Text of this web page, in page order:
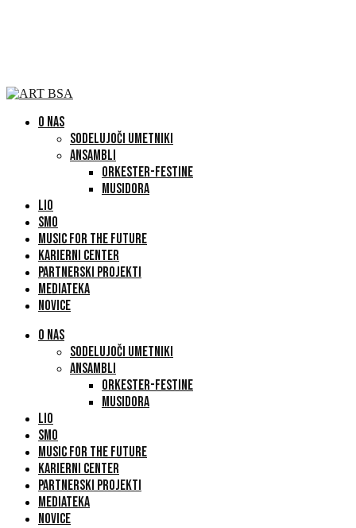
O NAS
SODELUJOČI UMETNIKI
ANSAMBLI
ORKESTER-FESTINE
MUSIDORA
LIO
SMO
MUSIC FOR THE FUTURE
KARIERNI CENTER
PARTNERSKI PROJEKTI
MEDIATEKA
NOVICE
O NAS
SODELUJOČI UMETNIKI
ANSAMBLI
ORKESTER-FESTINE
MUSIDORA
LIO
SMO
MUSIC FOR THE FUTURE
KARIERNI CENTER
PARTNERSKI PROJEKTI
MEDIATEKA
NOVICE